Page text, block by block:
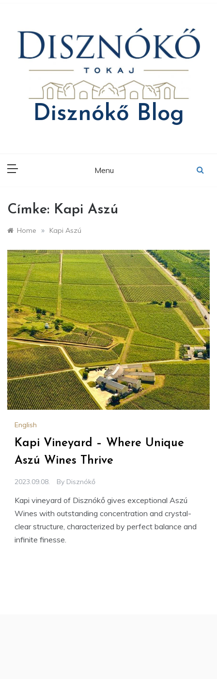
Disznókő Blog
Menu
Címke: Kapi Aszú
Home » Kapi Aszú
English
Kapi Vineyard – Where Unique
Aszú Wines Thrive
2023.09.08. By Disznókő
Kapi vineyard of Disznókő gives exceptional Aszú
Wines with outstanding concentration and crystal-
clear structure, characterized by perfect balance and
infinite finesse.